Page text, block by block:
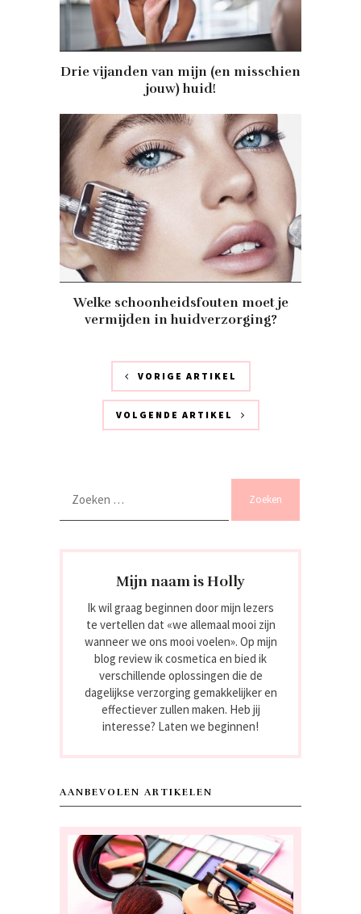
Drie vijanden van mijn (en misschien
jouw) huid!
Welke schoonheidsfouten moet je
vermijden in huidverzorging?
VORIGE ARTIKEL
VOLGENDE ARTIKEL
naar:
Mijn naam is Holly
Ik wil graag beginnen door mijn lezers
te vertellen dat «we allemaal mooi zijn
wanneer we ons mooi voelen». Op mijn
blog review ik cosmetica en bied ik
verschillende oplossingen die de
dagelijkse verzorging gemakkelijker en
effectiever zullen maken. Heb jij
interesse? Laten we beginnen!
AANBEVOLEN ARTIKELEN